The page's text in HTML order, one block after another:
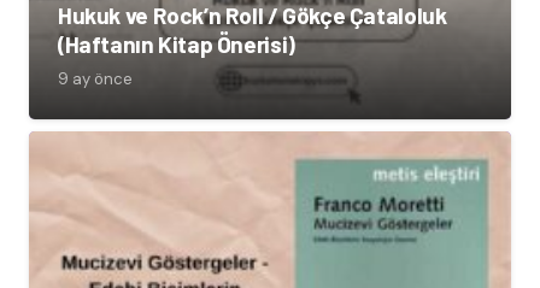
Hukuk ve Rock’n Roll / Gökçe Çataloluk
(Haftanın Kitap Önerisi)
9 ay önce